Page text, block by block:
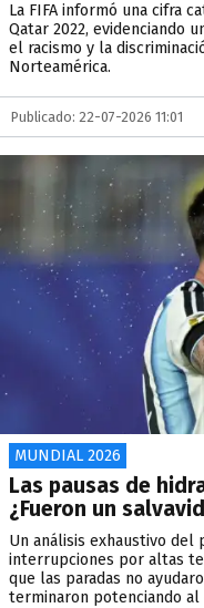
La FIFA informó una cifra
Qatar 2022, evidenciando
el racismo y la
Norteamérica.
Publicado: 22-07-2026 11:01
MUNDIAL 2026
Las pausas de
¿Fueron un
Un análisis exhaustivo del
interrupciones por altas
que las paradas no
terminaron potenciando al